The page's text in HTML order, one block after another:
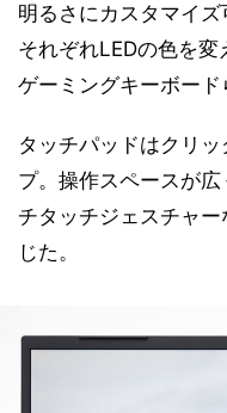
明るさにカスタマイズ
それぞれLEDの色を変
ゲーミングキーボード
タッチパッドはクリ
プ。操作スペースが
チタッチジェスチャ
じた。